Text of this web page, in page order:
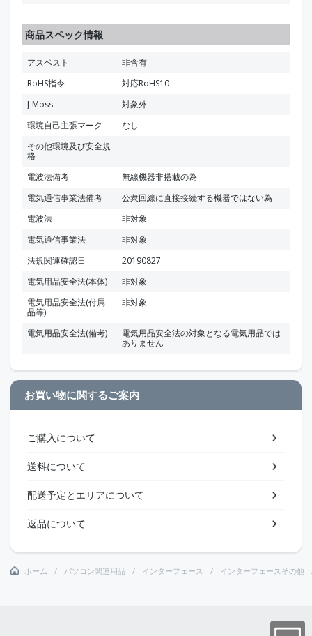
商品スペック情報
アスベスト
非含有
RoHS指令
対応RoHS10
J-Moss
対象外
環境自己主張マーク
なし
その他環境及び安全規
格
電波法備考
無線機器非搭載の為
電気通信事業法備考
公衆回線に直接接続する機器ではない為
電波法
非対象
電気通信事業法
非対象
法規関連確認日
20190827
電気用品安全法(本体)
非対象
電気用品安全法(付属
品等)
非対象
電気用品安全法(備考)
電気用品安全法の対象となる電気用品では
ありません
お買い物に関するご案内
ご購入について
送料について
配送予定とエリアについて
返品について
ホーム パソコン関連用品 インターフェース インターフェースその他